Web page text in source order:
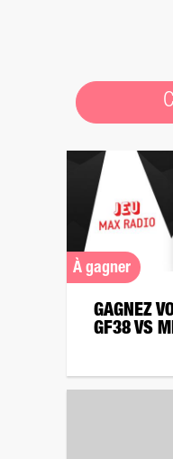
À gagner
GAGNEZ
GF38 VS